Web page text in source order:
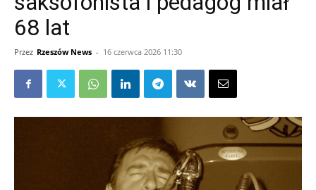
68 lat
Przez Rzeszów News - 16 czerwca 2026 11:30